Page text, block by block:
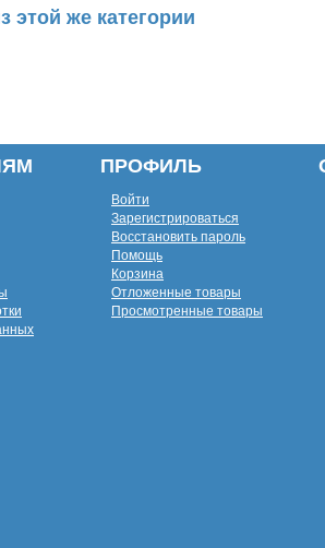
этой же категории
ПРОФИЛЬ
Войти
Зарегистрироваться
Восстановить пароль
Помощь
Корзина
Отложенные товары
Просмотренные товары